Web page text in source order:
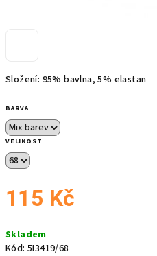
Složení: 95% bavlna, 5% elastan
BARVA
VELIKOST
115 Kč
cena:
Skladem
Kód: 5I3419/68